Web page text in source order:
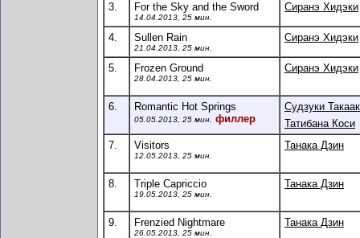
3. For the Sky and the Sword
14.04.2013, 25 мин.
Сиранэ Хидэки
4. Sullen Rain
21.04.2013, 25 мин.
Сиранэ Хидэки
5. Frozen Ground
28.04.2013, 25 мин.
Сиранэ Хидэки
6. Romantic Hot Springs
05.05.2013, 25 мин. филлер
Судзуки
Татибана Коси
7.
Visitors
12.05.2013, 25 мин.
Танака Дзин
8. Triple Capriccio
19.05.2013, 25 мин.
Танака Дзин
9. Frenzied Nightmare
26.05.2013, 25 мин.
Танака Дзин